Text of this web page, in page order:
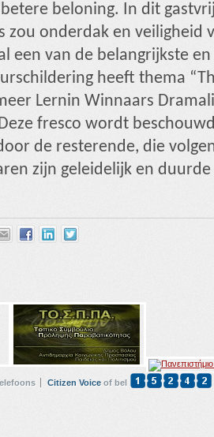
beloning. In dit
zou onderdak en veiligheid
een van de belangrijkste
heeft thema
Lernin Winnaars
fresco wordt
de resterende, die
zijn geleidelijk en
Citizen Voice of bel